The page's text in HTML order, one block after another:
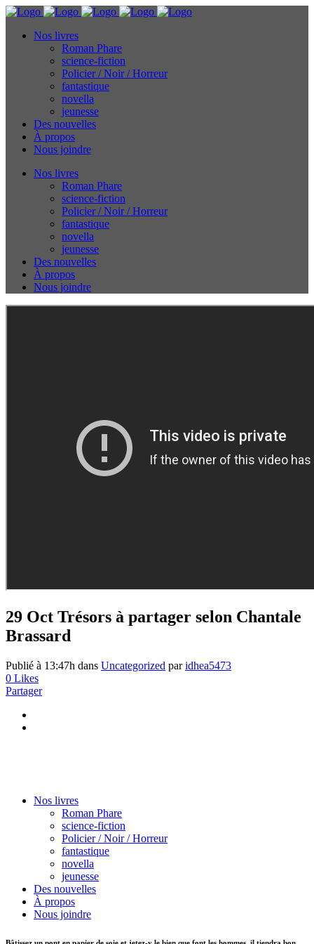
Nos livres
Roman Phare
science-fiction
Policier / Noir / Horreur
fantastique
novella
jeunesse
Des nouvelles
À propos
Nous joindre
Nos livres
Roman Phare
science-fiction
Policier / Noir / Horreur
fantastique
novella
jeunesse
Des nouvelles
À propos
Nous joindre
29 Oct Trésors à partager selon Chantale
Brassard
Publié à 13:47h dans Uncategorized paridhea5473
0 Likes
Partager
Nos livres
Roman Phare
science-fiction
Policier / Noir / Horreur
fantastique
novella
jeunesse
Des nouvelles
À propos
Nous joindre